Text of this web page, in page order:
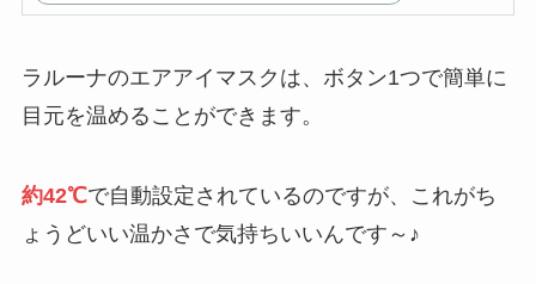
ラルーナのエアアイマスクは、ボタン1つで簡単に
目元を温めることができます。
約42℃で自動設定されているのですが、これがち
ょうどいい温かさで気持ちいいんです～♪